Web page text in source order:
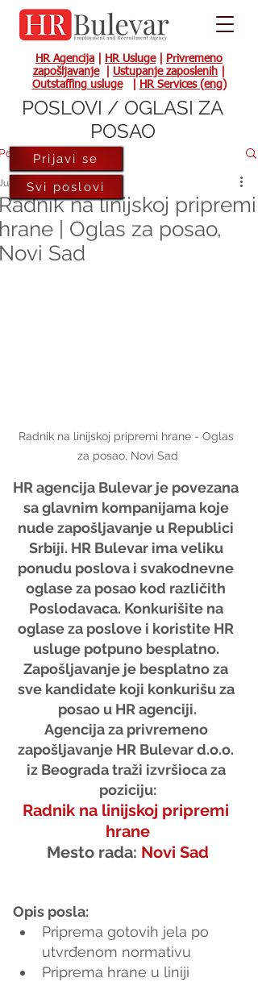
HR Agencija HR Usluge|
Privremeno
zapošljavanje| Ustupanje zaposlenih
Outstaffing usluge| HR Services (eng)
na linijskoj pripremi
| Oglas za posao,
Sad
15, 2024
Radnik na linijskoj pripremi hrane - Oglas
za posao, Novi Sad
HR agencija Bulevar je povezana
sa glavnim kompanijama koje
nude zapošljavanje u Republici
Srbiji. HR Bulevar ima veliku
ponudu poslova i svakodnevne
oglase za posao kod različith
Poslodavaca. Konkurišite na
oglase za poslove i koristite HR
usluge potpuno besplatno.
Zapošljavanje je besplatno za
sve kandidate koji konkurišu za
posao u HR agenciji.
Agencija za privremeno
zapošljavanje HR Bulevar d.o.o.
iz Beograda traži izvršioca za
poziciju:
Radnik na linijskoj pripremi
hrane
Mesto rada: Novi Sad
Opis posla:
Priprema gotovih jela po
utvrđenom normativu
Priprema hrane u liniji
Prijavi se
Svi poslovi
POSLOVI / OGLASI ZA
POSAO